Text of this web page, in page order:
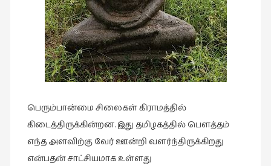
தினங்கள்
புனைவுக்குறிப்புகள்
பெயரற்ற
மேகம்
மூத்தோர்
பெரும்பான்மை சிலைகள் கிராமத்தில்
கிடைத்திருக்கின்றன. இது தமிழகத்தில் பௌத்தம்
எந்த அளவிற்கு வேர் ஊன்றி வளர்ந்திருக்கிறது
என்பதன் சாட்சியமாக உள்ளது